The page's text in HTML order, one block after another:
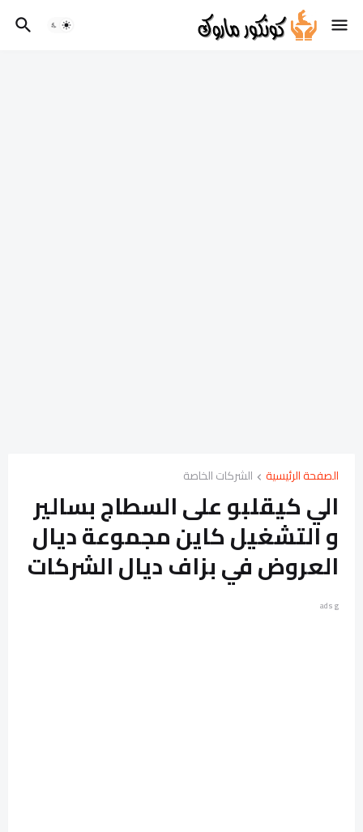
الصفحة الرئيسية الشركات الخاصة
الي كيقلبو على السطاج بسالير
و التشغيل كاين مجموعة ديال
العروض في بزاف ديال الشركات
ads g